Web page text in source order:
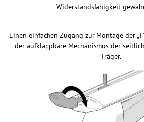
Widerstandsfähigkeit
Einen einfachen Zugang zur Montage der
der aufklappbare Mechanismus der
Träger.